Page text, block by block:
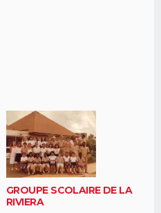
GROUPE SCOLAIRE DE LA
RIVIERA